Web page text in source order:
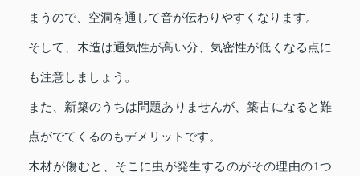
まうので、空洞を通して音が伝わりやすくなります。
そして、木造は通気性が高い分、気密性が低くなる点に
も注意しましょう。
また、新築のうちは問題ありませんが、築古になると難
点がでてくるのもデメリットです。
木材が傷むと、そこに虫が発生するのがその理由の1つ